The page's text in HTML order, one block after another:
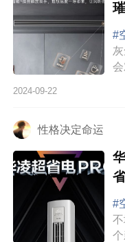
#
2024-09-22
性格决定命运
#